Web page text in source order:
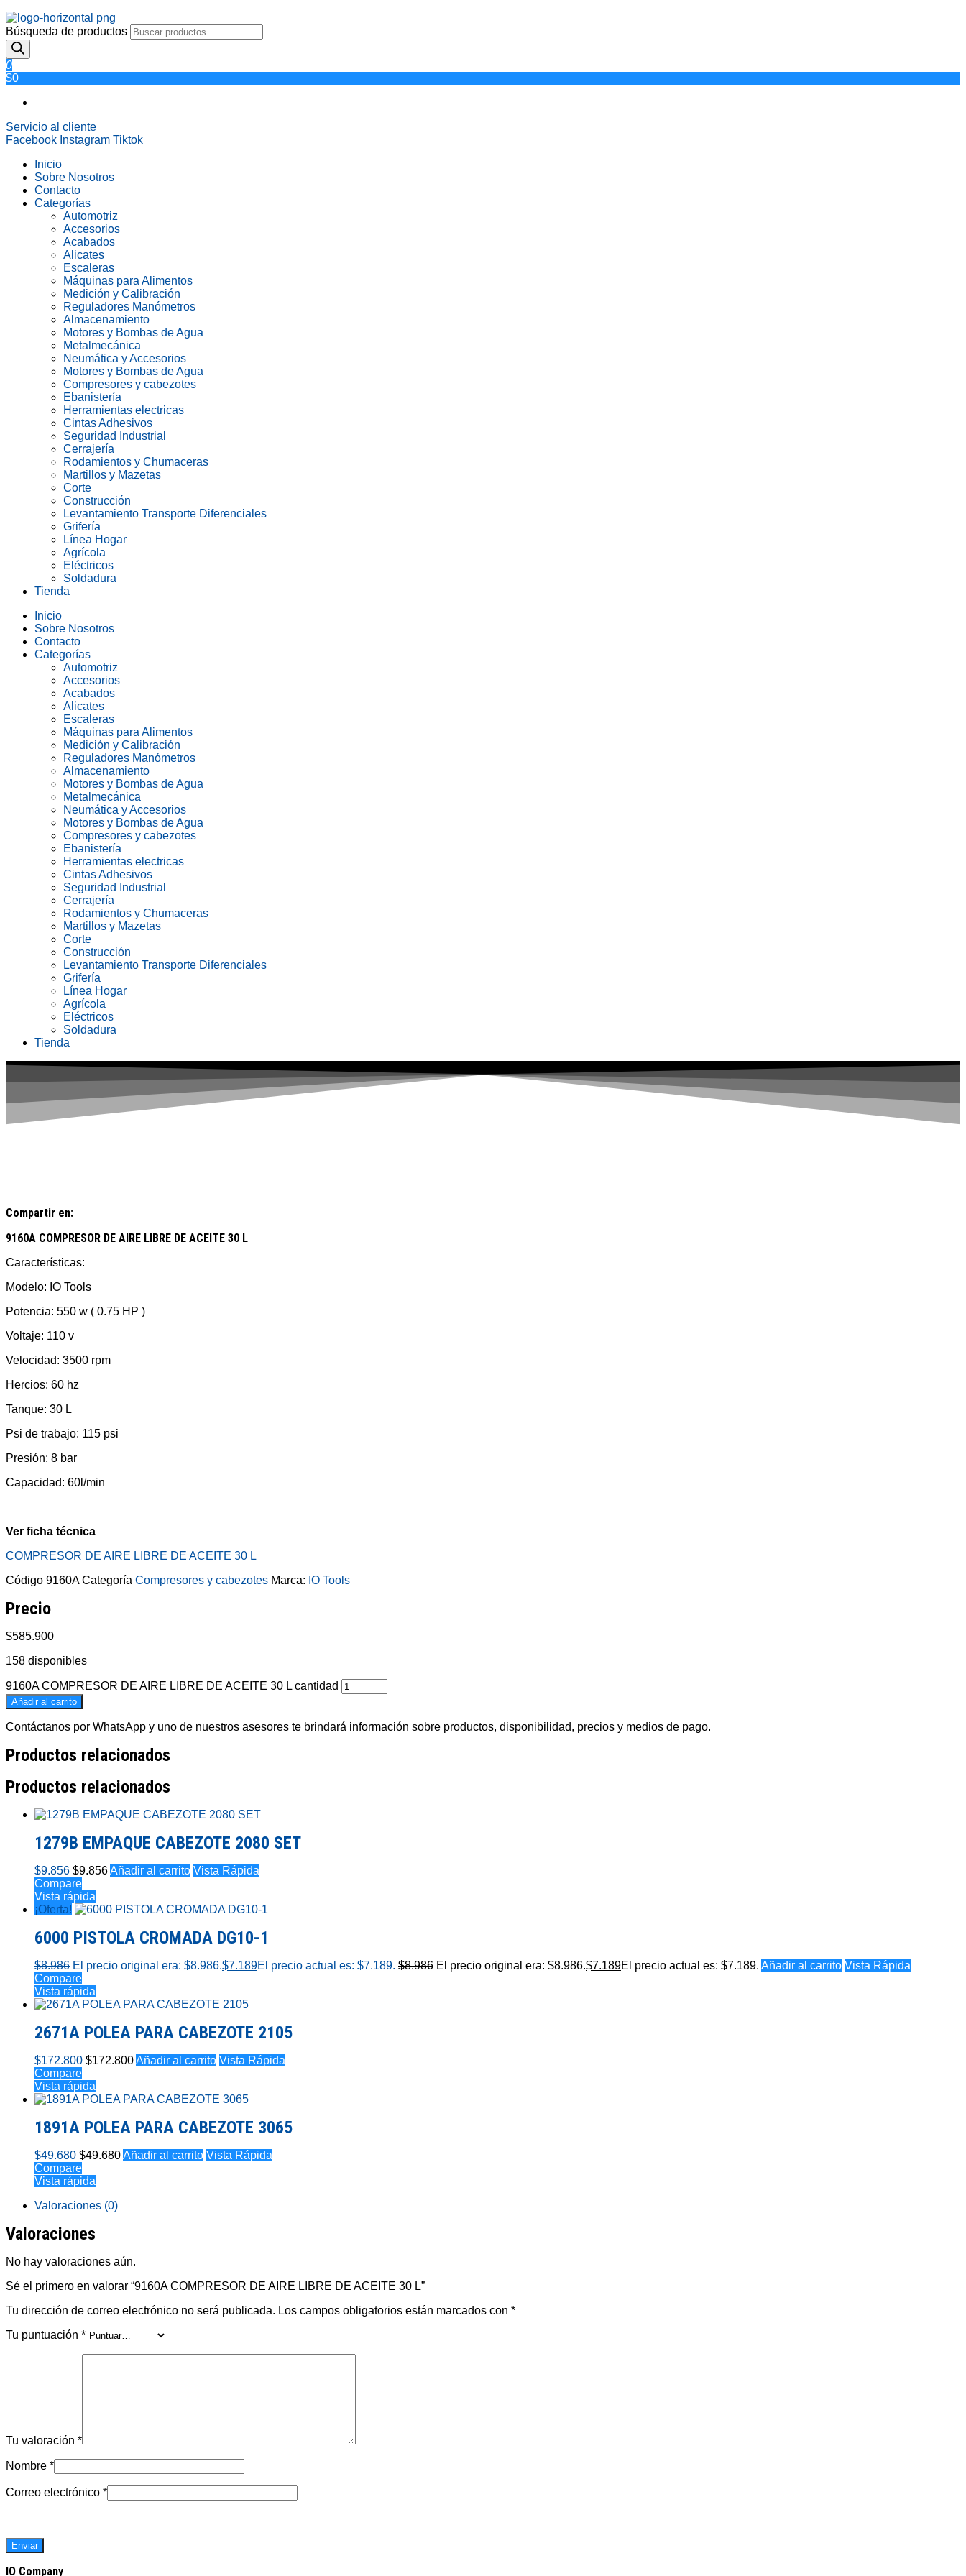
Búsqueda de productos
0
$0
Servicio al cliente
Facebook Instagram Tiktok
Inicio
Sobre Nosotros
Contacto
Categorías
Automotriz
Accesorios
Acabados
Alicates
Escaleras
Máquinas para Alimentos
Medición y Calibración
Reguladores Manómetros
Almacenamiento
Motores y Bombas de Agua
Metalmecánica
Neumática y Accesorios
Motores y Bombas de Agua
Compresores y cabezotes
Ebanistería
Herramientas electricas
Cintas Adhesivos
Seguridad Industrial
Cerrajería
Rodamientos y Chumaceras
Martillos y Mazetas
Corte
Construcción
Levantamiento Transporte Diferenciales
Grifería
Línea Hogar
Agrícola
Eléctricos
Soldadura
Tienda
Inicio
Sobre Nosotros
Contacto
Categorías
Automotriz
Accesorios
Acabados
Alicates
Escaleras
Máquinas para Alimentos
Medición y Calibración
Reguladores Manómetros
Almacenamiento
Motores y Bombas de Agua
Metalmecánica
Neumática y Accesorios
Motores y Bombas de Agua
Compresores y cabezotes
Ebanistería
Herramientas electricas
Cintas Adhesivos
Seguridad Industrial
Cerrajería
Rodamientos y Chumaceras
Martillos y Mazetas
Corte
Construcción
Levantamiento Transporte Diferenciales
Grifería
Línea Hogar
Agrícola
Eléctricos
Soldadura
Tienda
Compartir en:
9160A COMPRESOR DE AIRE LIBRE DE ACEITE 30 L
Características:
Modelo: IO Tools
Potencia: 550 w ( 0.75 HP )
Voltaje: 110 v
Velocidad: 3500 rpm
Hercios: 60 hz
Tanque: 30 L
Psi de trabajo: 115 psi
Presión: 8 bar
Capacidad: 60l/min
Ver ficha técnica
COMPRESOR DE AIRE LIBRE DE ACEITE 30 L
Código 9160ACategoría Compresores y cabezotes Marca: IO Tools
Precio
$585.900
158 disponibles
9160A COMPRESOR DE AIRE LIBRE DE ACEITE 30 L cantidad
Añadir al carrito
Contáctanos por WhatsApp y uno de nuestros asesores te brindará información sobre productos, disponibilidad, precios y medios de pago.
Productos relacionados
Productos relacionados
1279B EMPAQUE CABEZOTE 2080 SET
$9.856 $9.856Añadir al carrito Vista Rápida
Compare
Vista rápida
¡Oferta!
6000 PISTOLA CROMADA DG10-1
$8.986 El precio original era: $8.986.$7.189El precio actual es: $7.189. $8.986 El precio original era: $8.986.$7.189El precio actual es: $7.189. Añadir al carrito Vista Rápida
Compare
Vista rápida
2671A POLEA PARA CABEZOTE 2105
$172.800 $172.800Añadir al carrito Vista Rápida
Compare
Vista rápida
1891A POLEA PARA CABEZOTE 3065
$49.680 $49.680Añadir al carrito Vista Rápida
Compare
Vista rápida
Valoraciones (0)
Valoraciones
No hay valoraciones aún.
Sé el primero en valorar “9160A COMPRESOR DE AIRE LIBRE DE ACEITE 30 L”
Tu dirección de correo electrónico no será publicada. Los campos obligatorios están marcados con *
Tu puntuación *
Tu valoración *
Nombre *
Correo electrónico *
IO Company